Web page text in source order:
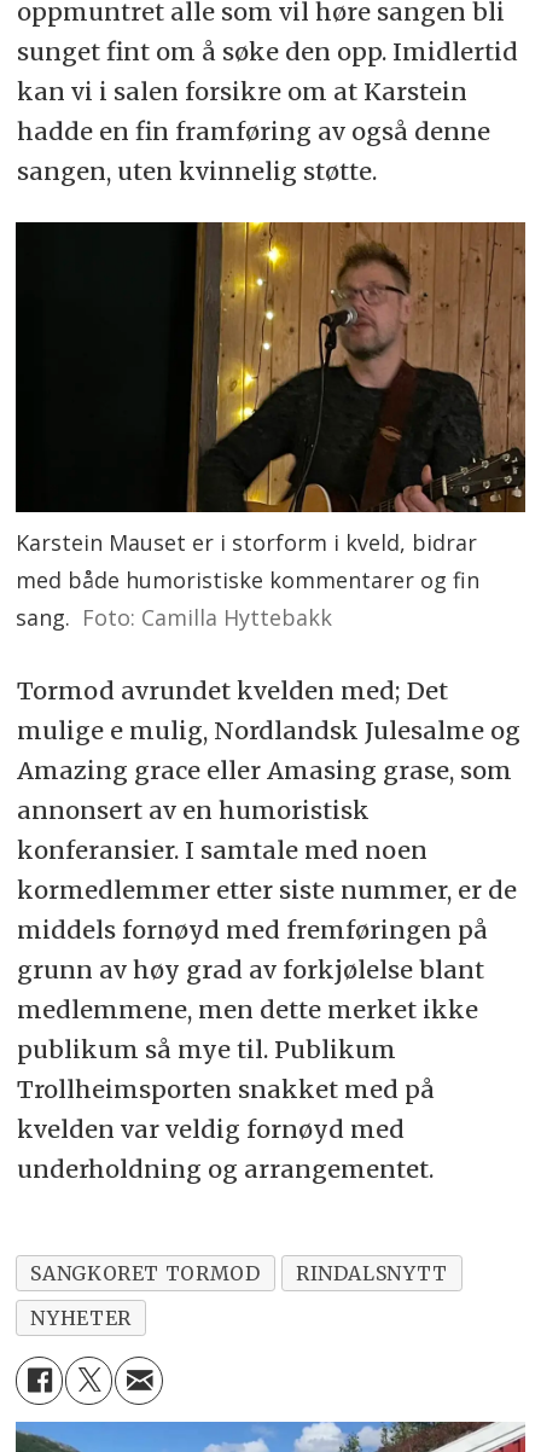
oppmuntret alle som vil høre sangen bli
sunget fint om å søke den opp. Imidlertid
kan vi i salen forsikre om at Karstein
hadde en fin framføring av også denne
sangen, uten kvinnelig støtte.
Karstein Mauset er i storform i kveld, bidrar
med både humoristiske kommentarer og fin
sang. Foto: Camilla Hyttebakk
Tormod avrundet kvelden med; Det
mulige e mulig, Nordlandsk Julesalme og
Amazing grace eller Amasing grase, som
annonsert av en humoristisk
konferansier. I samtale med noen
kormedlemmer etter siste nummer, er de
middels fornøyd med fremføringen på
grunn av høy grad av forkjølelse blant
medlemmene, men dette merket ikke
publikum så mye til. Publikum
Trollheimsporten snakket med på
kvelden var veldig fornøyd med
underholdning og arrangementet.
SANGKORET TORMOD
RINDALSNYTT
NYHETER